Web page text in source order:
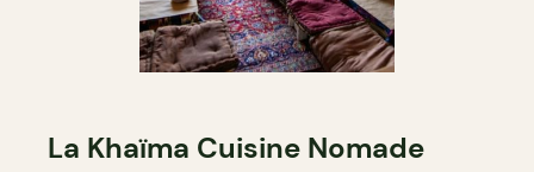
La Khaïma Cuisine Nomade